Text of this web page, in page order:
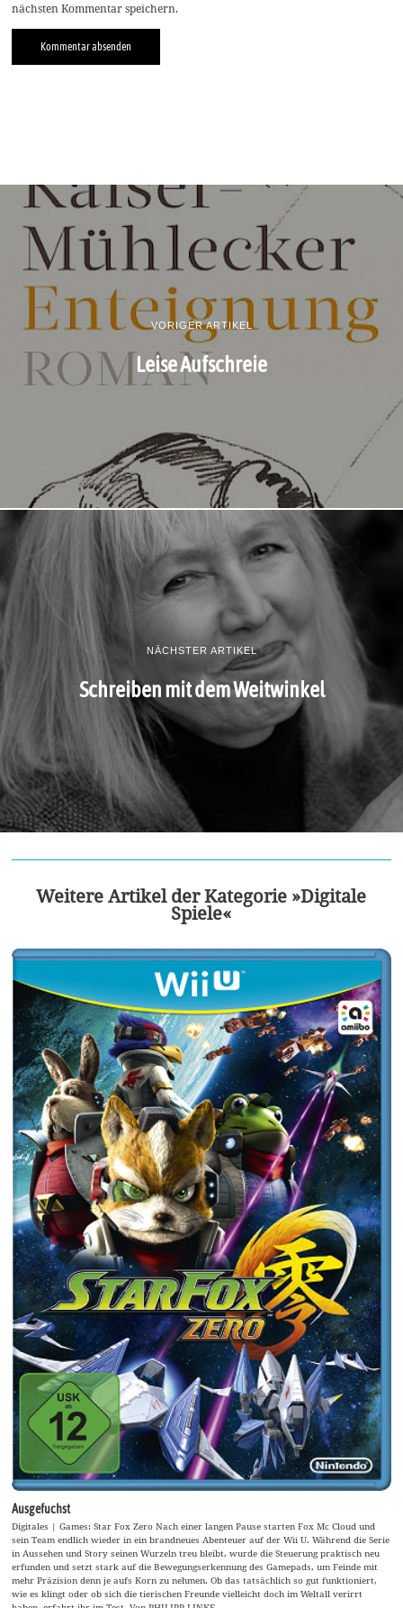
nächsten Kommentar speichern.
VORIGER ARTIKEL
Leise Aufschreie
NÄCHSTER ARTIKEL
Schreiben mit dem Weitwinkel
Weitere Artikel der Kategorie »Digitale
Spiele«
Ausgefuchst
Digitales | Games: Star Fox Zero Nach einer langen Pause starten Fox Mc Cloud und
sein Team endlich wieder in ein brandneues Abenteuer auf der Wii U. Während die Serie
in Aussehen und Story seinen Wurzeln treu bleibt, wurde die Steuerung praktisch neu
erfunden und setzt stark auf die Bewegungserkennung des Gamepads, um Feinde mit
mehr Präzision denn je aufs Korn zu nehmen. Ob das tatsächlich so gut funktioniert,
wie es klingt oder ob sich die tierischen Freunde vielleicht doch im Weltall verirrt